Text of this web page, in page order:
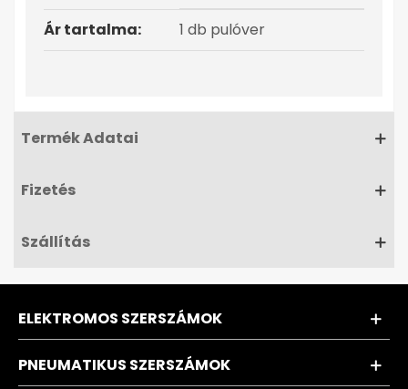
Ár tartalma:
1 db pulóver
Termék Adatai
Fizetés
Szállítás
ELEKTROMOS SZERSZÁMOK
PNEUMATIKUS SZERSZÁMOK